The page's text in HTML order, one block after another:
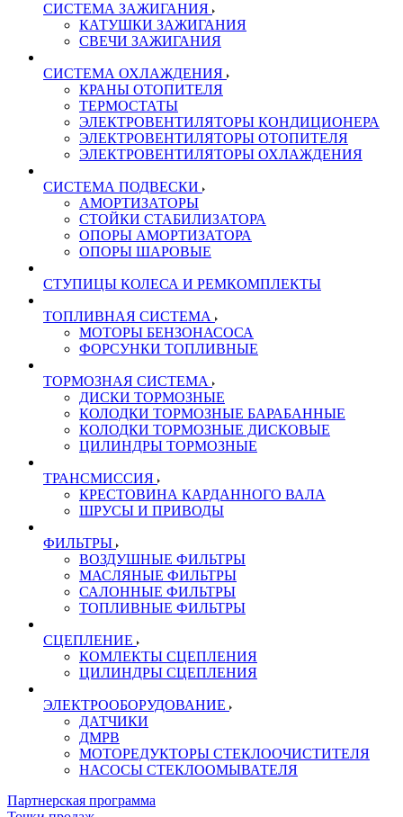
СИСТЕМА ЗАЖИГАНИЯ
КАТУШКИ ЗАЖИГАНИЯ
СВЕЧИ ЗАЖИГАНИЯ
СИСТЕМА ОХЛАЖДЕНИЯ
КРАНЫ ОТОПИТЕЛЯ
ТЕРМОСТАТЫ
ЭЛЕКТРОВЕНТИЛЯТОРЫ КОНДИЦИОНЕРА
ЭЛЕКТРОВЕНТИЛЯТОРЫ ОТОПИТЕЛЯ
ЭЛЕКТРОВЕНТИЛЯТОРЫ ОХЛАЖДЕНИЯ
СИСТЕМА ПОДВЕСКИ
АМОРТИЗАТОРЫ
СТОЙКИ СТАБИЛИЗАТОРА
ОПОРЫ АМОРТИЗАТОРА
ОПОРЫ ШАРОВЫЕ
СТУПИЦЫ КОЛЕСА И РЕМКОМПЛЕКТЫ
ТОПЛИВНАЯ СИСТЕМА
МОТОРЫ БЕНЗОНАСОСА
ФОРСУНКИ ТОПЛИВНЫЕ
ТОРМОЗНАЯ СИСТЕМА
ДИСКИ ТОРМОЗНЫЕ
КОЛОДКИ ТОРМОЗНЫЕ БАРАБАННЫЕ
КОЛОДКИ ТОРМОЗНЫЕ ДИСКОВЫЕ
ЦИЛИНДРЫ ТОРМОЗНЫЕ
ТРАНСМИССИЯ
КРЕСТОВИНА КАРДАННОГО ВАЛА
ШРУСЫ И ПРИВОДЫ
ФИЛЬТРЫ
ВОЗДУШНЫЕ ФИЛЬТРЫ
МАСЛЯНЫЕ ФИЛЬТРЫ
САЛОННЫЕ ФИЛЬТРЫ
ТОПЛИВНЫЕ ФИЛЬТРЫ
СЦЕПЛЕНИЕ
КОМЛЕКТЫ СЦЕПЛЕНИЯ
ЦИЛИНДРЫ СЦЕПЛЕНИЯ
ЭЛЕКТРООБОРУДОВАНИЕ
ДАТЧИКИ
ДМРВ
МОТОРЕДУКТОРЫ СТЕКЛООЧИСТИТЕЛЯ
НАСОСЫ СТЕКЛООМЫВАТЕЛЯ
Партнерская программа